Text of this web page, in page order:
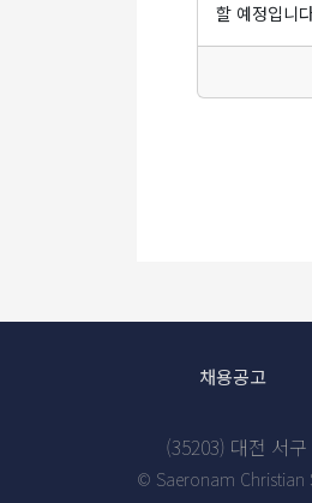
④ "학교"가
통지하
⑤ "회원"이
용할 수
제 5 조 (
① 이용계약
② "학교"는 "
에 이용
가
할 예정입니
회원 가
"학
-
- 접
나. 개인정보
채용공고
(35203) 대전 서
© Saeronam Christian